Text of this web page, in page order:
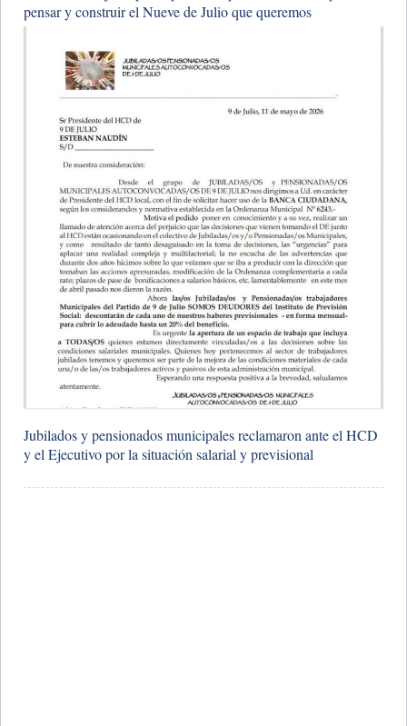
pensar y construir el Nueve de Julio que queremos
Jubilados y pensionados municipales reclamaron ante el HCD
y el Ejecutivo por la situación salarial y previsional